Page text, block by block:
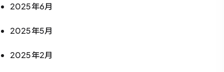
2025年6月
2025年5月
2025年2月